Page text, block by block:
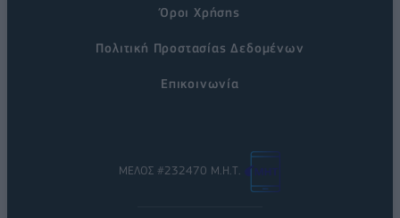
Όροι Χρήσης
Πολιτική Προστασίας Δεδομένων
Επικοινωνία
ΜΕΛΟΣ #232470 Μ.Η.Τ.